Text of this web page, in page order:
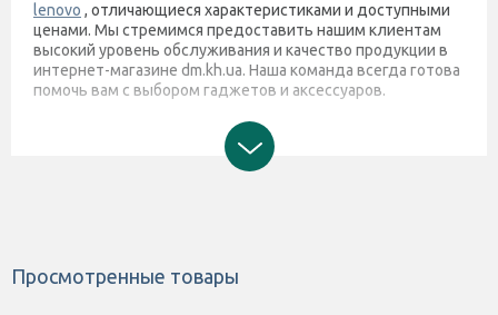
lenovo , отличающиеся характеристиками и доступными
ценами. Мы стремимся предоставить нашим клиентам
высокий уровень обслуживания и качество продукции в
интернет-магазине dm.kh.ua. Наша команда всегда готова
помочь вам с выбором гаджетов и аксессуаров.
Просмотренные товары